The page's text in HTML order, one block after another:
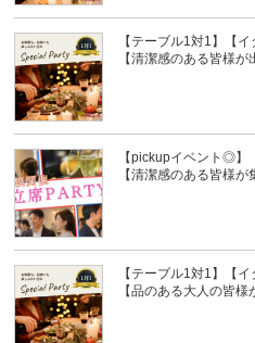
【テーブル1対1】【
【清潔感のある皆様が
【pickupイベント◎】
【清潔感のある皆様が
【テーブル1対1】【
【品のある大人の皆様